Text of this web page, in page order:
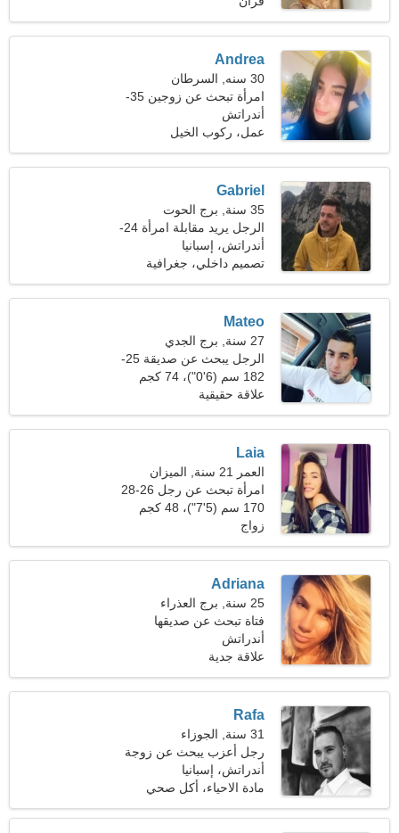
Andrea
30 سنه, السرطان
امرأة تبحث عن زوجين 35-
39
أندراتش
عمل، ركوب الخيل
Gabriel
35 سنة, برج الحوت
الرجل يريد مقابلة امرأة 24-
30
أندراتش، إسبانيا
تصميم داخلي، جغرافية
Mateo
27 سنة, برج الجدي
الرجل يبحث عن صديقة 25-
31
182 سم (6'0")، 74 كجم
(163 رطلا)
علاقة حقيقية
Laia
العمر 21 سنة, الميزان
امرأة تبحث عن رجل 26-28
170 سم (5'7")، 48 كجم
(105 رطل)زواج
Adriana
25 سنة, برج العذراء
فتاة تبحث عن صديقها
أندراتش
علاقة جدية
Rafa
31 سنة, الجوزاء
رجل أعزب يبحث عن زوجة
أندراتش، إسبانيا
مادة الاحياء، أكل صحي